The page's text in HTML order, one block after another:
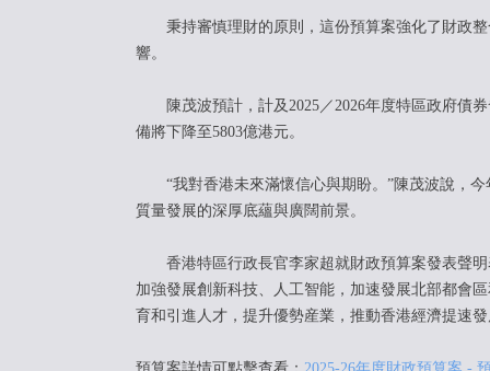
秉持審慎理財的原則，這份預算案強化了財政整
響。
陳茂波預計，計及2025／2026年度特區政府債券
備將下降至5803億港元。
“我對香港未來滿懷信心與期盼。”陳茂波說，今
質量發展的深厚底蘊與廣闊前景。
香港特區行政長官李家超就財政預算案發表聲明
加強發展創新科技、人工智能，加速發展北部都會
育和引進人才，提升優勢産業，推動香港經濟提速